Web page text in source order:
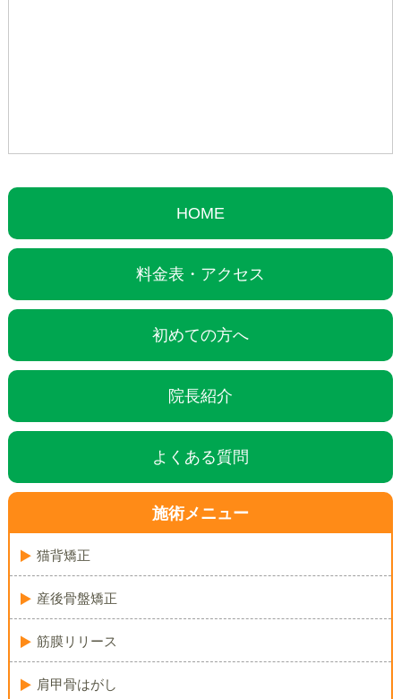
HOME
料金表・アクセス
初めての方へ
院長紹介
よくある質問
施術メニュー
猫背矯正
産後骨盤矯正
筋膜リリース
肩甲骨はがし